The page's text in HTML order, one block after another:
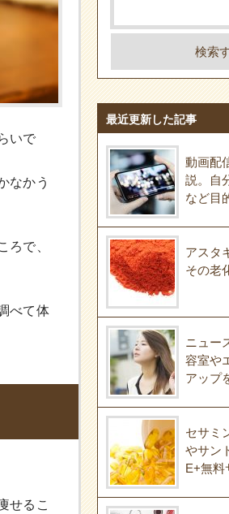
いで
なかう
ろで、
べて体
せるこ
最近更新した記事
動画配
説。自
など目
アスタ
その老
ニュー
容室や
アップ
セサミ
やサン
E+無料